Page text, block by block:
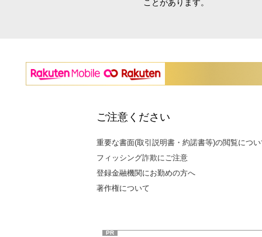
ことがあります。
ご注意ください
重要な書面(取引説明書・約諾書等)の閲覧につ
フィッシング詐欺にご注意
登録金融機関にお勤めの方へ
著作権について
PR